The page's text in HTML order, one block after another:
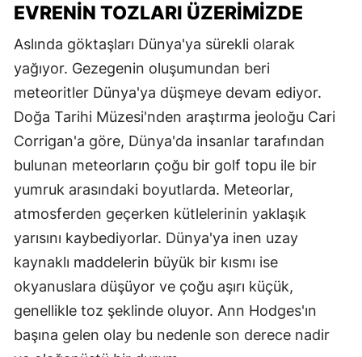
EVRENIN TOZLARI ÜZERIMIZDE
Aslında göktaşları Dünya'ya sürekli olarak
yağıyor. Gezegenin oluşumundan beri
meteoritler Dünya'ya düşmeye devam ediyor.
Doğa Tarihi Müzesi'nden araştırma jeoloğu Cari
Corrigan'a göre, Dünya'da insanlar tarafından
bulunan meteorların çoğu bir golf topu ile bir
yumruk arasındaki boyutlarda. Meteorlar,
atmosferden geçerken kütlelerinin yaklaşık
yarısını kaybediyorlar. Dünya'ya inen uzay
kaynaklı maddelerin büyük bir kısmı ise
okyanuslara düşüyor ve çoğu aşırı küçük,
genellikle toz şeklinde oluyor. Ann Hodges'ın
başına gelen olay bu nedenle son derece nadir